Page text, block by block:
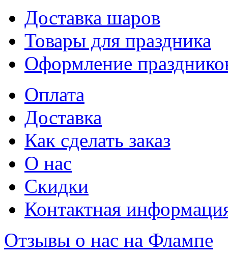
Доставка шаров
Товары для праздника
Оформление
Оплата
Доставка
Как сделать заказ
О нас
Скидки
Контактная
Отзывы о нас на Флампе